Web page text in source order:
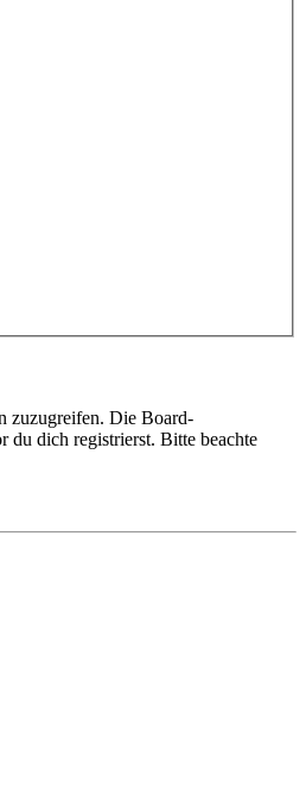
zuzugreifen. Die Board-
du dich registrierst. Bitte beachte